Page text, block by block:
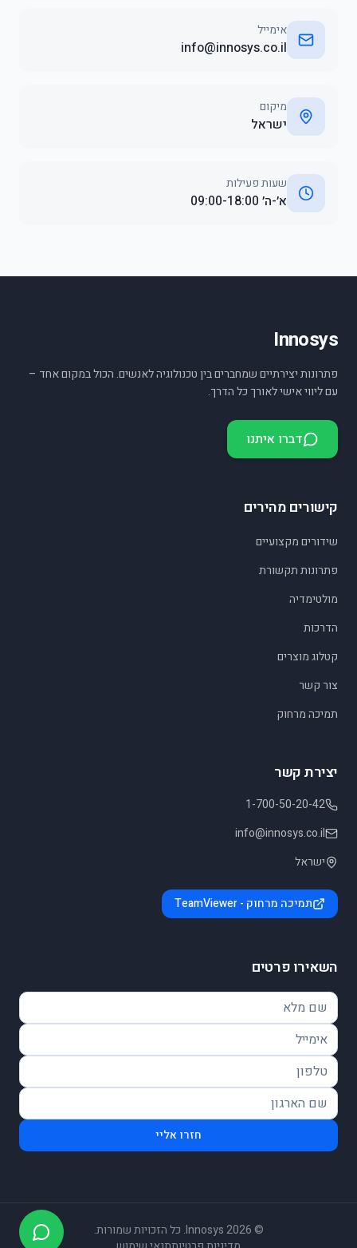
אימייל
info@innosys.co.il
מיקום
ישראל
שעות פעילות
א׳-ה׳ 09:00-18:00
Innosys
פתרונות יצירתיים שמחברים בין טכנולוגיה לאנשים. הכול במקום אחד –
עם ליווי אישי לאורך כל הדרך.
דברו איתנו
קישורים מהירים
שידורים מקצועיים
פתרונות תקשורת
מולטימדיה
הדרכות
קטלוג מוצרים
צור קשר
תמיכה מרחוק
יצירת קשר
1-700-50-20-42
info@innosys.co.il
ישראל
תמיכה מרחוק - TeamViewer
השאירו פרטים
חזרו אליי
©
2026